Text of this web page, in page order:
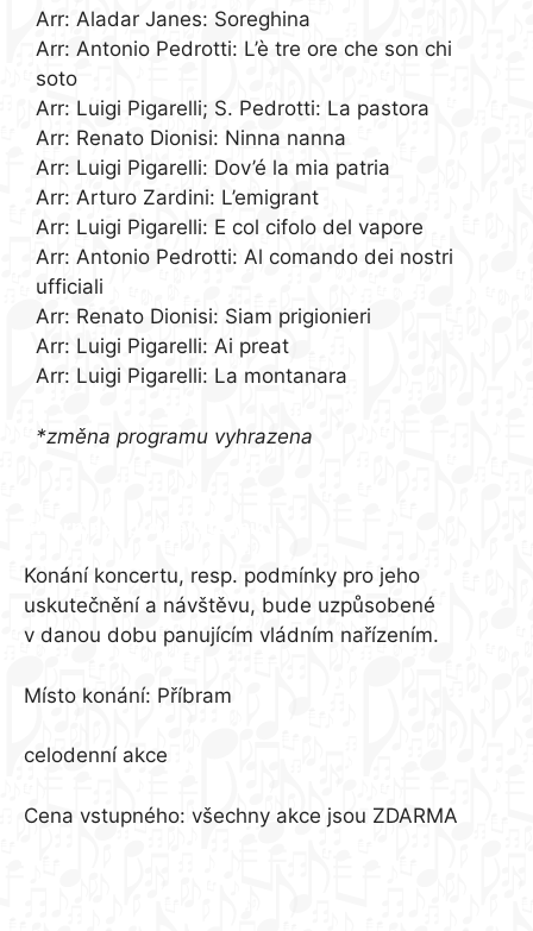
Arr: Aladar Janes: Soreghina
Arr: Antonio Pedrotti: L’è tre ore che son chi
soto
Arr: Luigi Pigarelli; S. Pedrotti: La pastora
Arr: Renato Dionisi: Ninna nanna
Arr: Luigi Pigarelli: Dov’é la mia patria
Arr: Arturo Zardini: L’emigrant
Arr: Luigi Pigarelli: E col cifolo del vapore
Arr: Antonio Pedrotti: Al comando dei nostri
ufficiali
Arr: Renato Dionisi: Siam prigionieri
Arr: Luigi Pigarelli: Ai preat
Arr: Luigi Pigarelli: La montanara
*změna programu vyhrazena
Konání koncertu, resp. podmínky pro jeho
uskutečnění a návštěvu, bude uzpůsobené
v danou dobu panujícím vládním nařízením.
Místo konání: Příbram
celodenní akce
Cena vstupného: všechny akce jsou ZDARMA